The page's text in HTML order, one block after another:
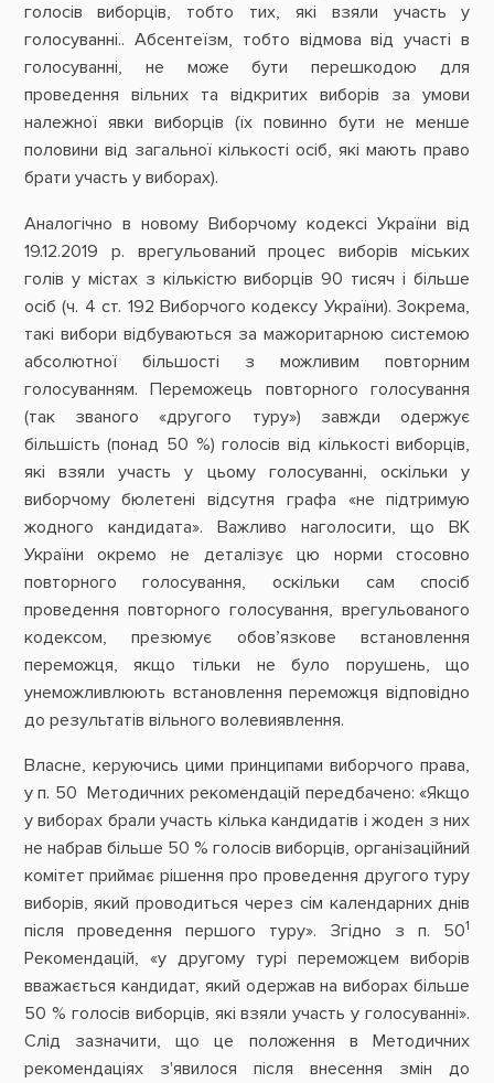
голосів виборців, тобто тих, які взяли участь у
голосуванні.. Абсентеїзм, тобто відмова від участі в
голосуванні, не може бути перешкодою для
проведення вільних та відкритих виборів за умови
належної явки виборців (їх повинно бути не менше
половини від загальної кількості осіб, які мають право
брати участь у виборах).
Аналогічно в новому Виборчому кодексі України від
19.12.2019 р. врегульований процес виборів міських
голів у містах з кількістю виборців 90 тисяч і більше
осіб (ч. 4 ст. 192 Виборчого кодексу України). Зокрема,
такі вибори відбуваються за мажоритарною системою
абсолютної більшості з можливим повторним
голосуванням. Переможець повторного голосування
(так званого «другого туру») завжди одержує
більшість (понад 50 %) голосів від кількості виборців,
які взяли участь у цьому голосуванні, оскільки у
виборчому бюлетені відсутня графа «не підтримую
жодного кандидата». Важливо наголосити, що ВК
України окремо не деталізує цю норми стосовно
повторного голосування, оскільки сам спосіб
проведення повторного голосування, врегульованого
кодексом, презюмує обов’язкове встановлення
переможця, якщо тільки не було порушень, що
унеможливлюють встановлення переможця відповідно
до результатів вільного волевиявлення.
Власне, керуючись цими принципами виборчого права,
у п. 50 Методичних рекомендацій передбачено: «Якщо
у виборах брали участь кілька кандидатів і жоден з них
не набрав більше 50 % голосів виборців, організаційний
комітет приймає рішення про проведення другого туру
виборів, який проводиться через сім календарних днів
після проведення першого туру». Згідно з п. 501
Рекомендацій, «у другому турі переможцем виборів
вважається кандидат, який одержав на виборах більше
50 % голосів виборців, які взяли участь у голосуванні».
Слід зазначити, що це положення в Методичних
рекомендаціях з'явилося після внесення змін до